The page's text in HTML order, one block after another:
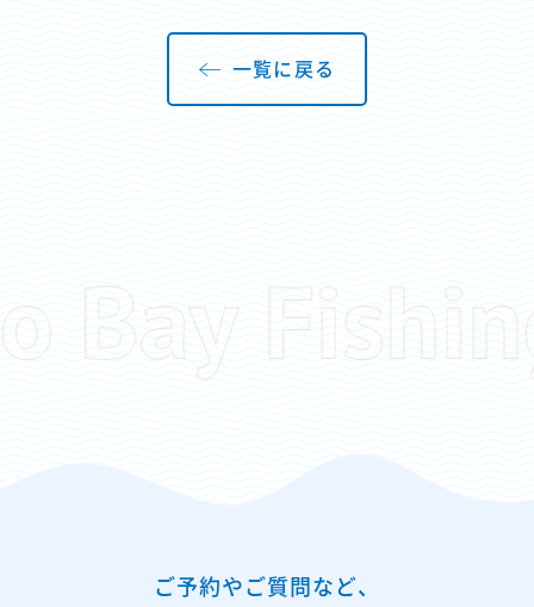
一覧に戻る
ご予約やご質問など、